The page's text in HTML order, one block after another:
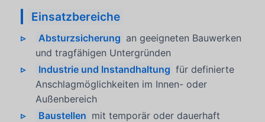
Einsatzbereiche
Absturzsicherung an geeigneten Bauwerken
und tragfähigen Untergründen
Industrie und Instandhaltung für definierte
Anschlagmöglichkeiten im Innen- oder
Außenbereich
Baustellen mit temporär oder dauerhaft